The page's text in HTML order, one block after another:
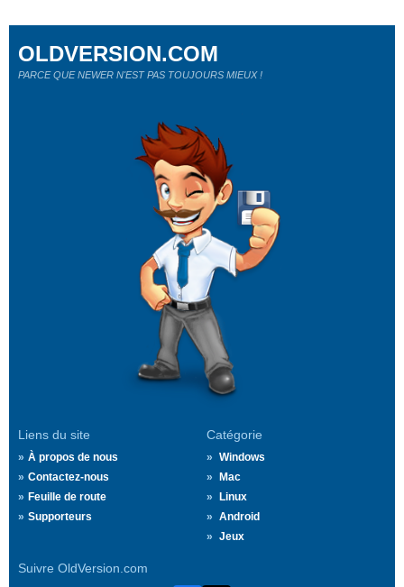
Liens du site
À propos de nous
Contactez-nous
Feuille de route
Supporteurs
Catégorie
Windows
Mac
Linux
Android
Jeux
Suivre OldVersion.com
OLDVERSION.COM
PARCE QUE NEWER N'EST PAS TOUJOURS MIEUX !